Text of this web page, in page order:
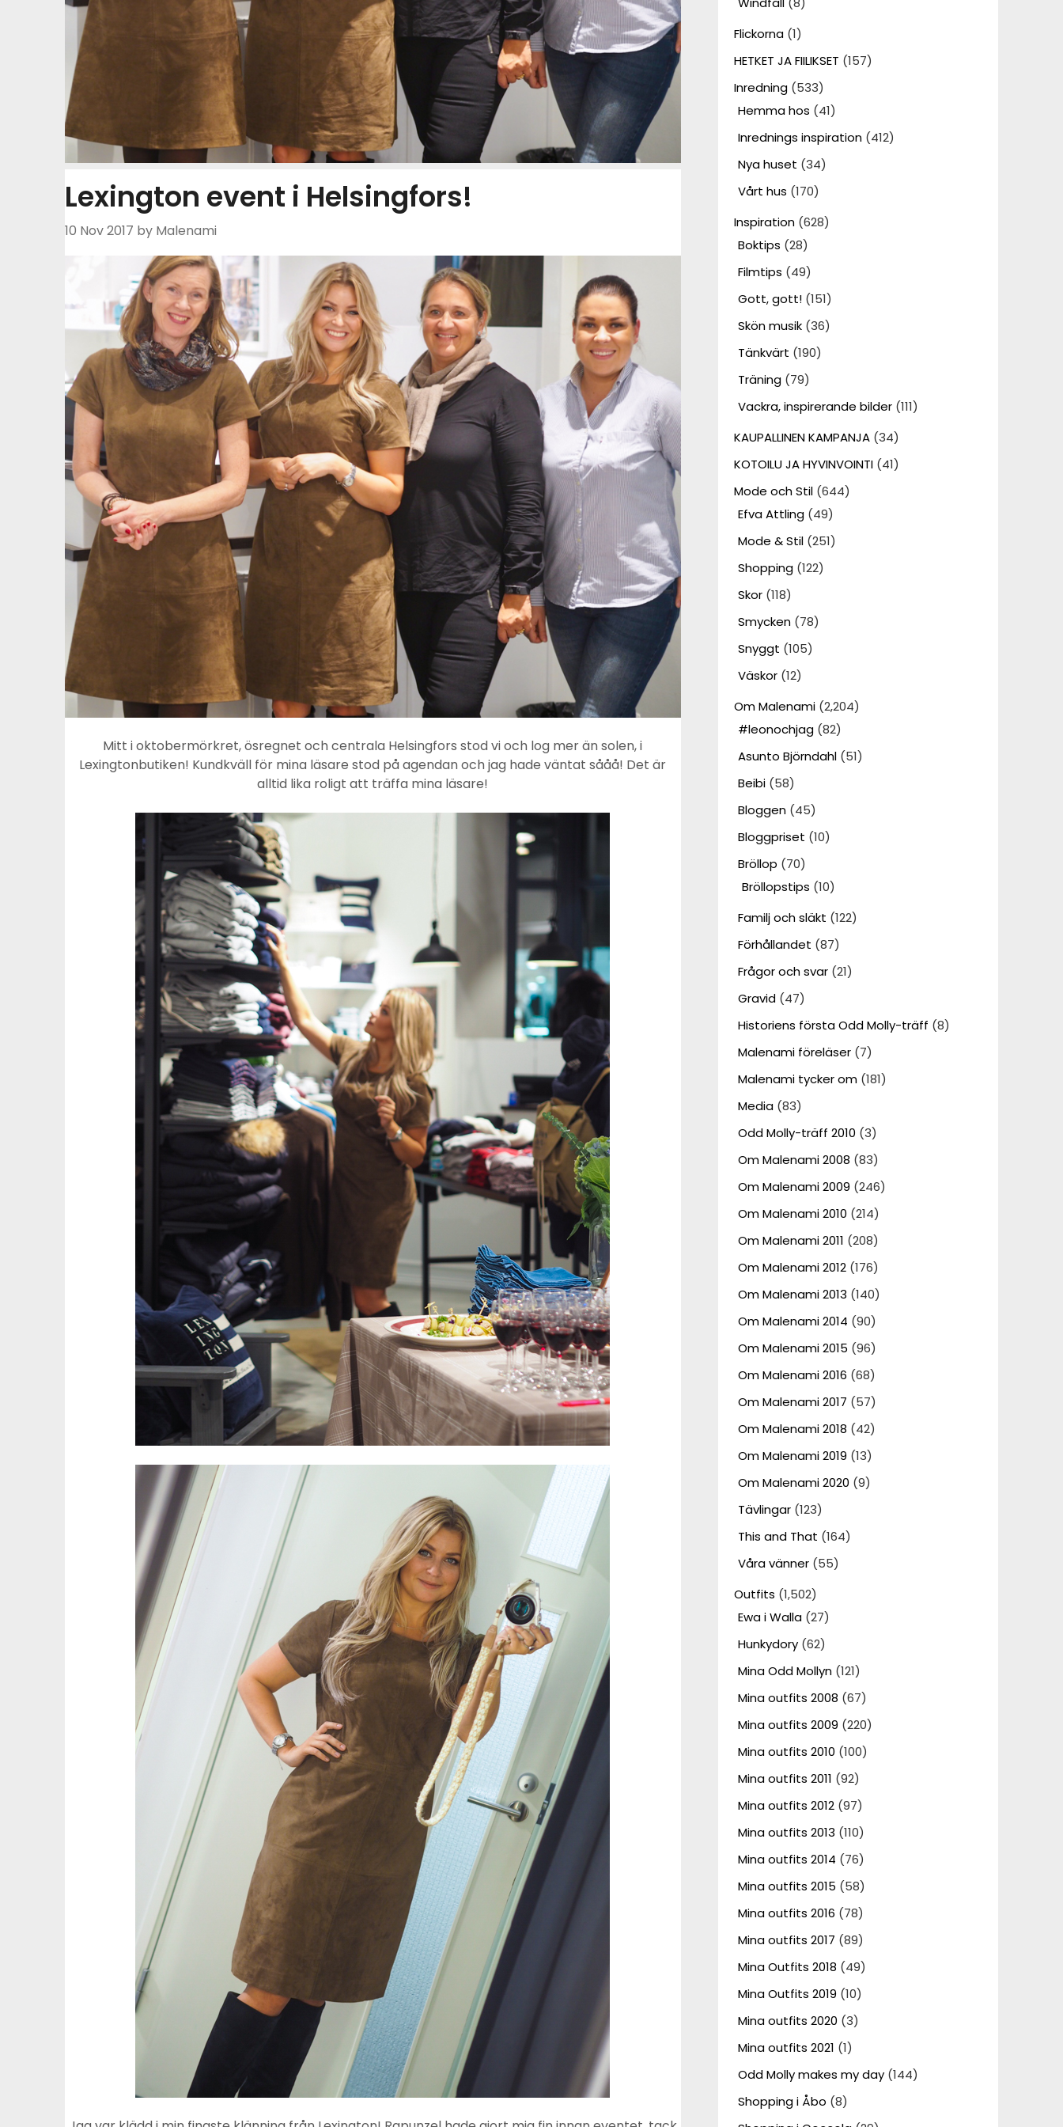
Lexington event i Helsingfors!
10 Nov 2017 by Malenami
Mitt i oktobermörkret, ösregnet och centrala Helsingfors stod vi och log mer än solen, i
Lexingtonbutiken! Kundkväll för mina läsare stod på agendan och jag hade väntat sååå! Det är
alltid lika roligt att träffa mina läsare!
Flickorna(1)
HETKET JA FIILIKSET (157)
Inredning(533)
Hemma hos (41)
Inrednings inspiration(412)
Nya huset (34)
Vårt hus (170)
Inspiration(628)
Boktips (28)
Filmtips (49)
Gott, gott!(151)
Skön musik(36)
Tänkvärt (190)
Träning(79)
Vackra, inspirerande bilder(111)
KAUPALLINEN KAMPANJA(34)
KOTOILU JA HYVINVOINTI(41)
Mode och Stil(644)
Efva Attling(49)
Mode & Stil(251)
Shopping(122)
Skor(118)
Smycken(78)
Snyggt (105)
Väskor(12)
Om Malenami(2,204)
#leonochjag(82)
Asunto Björndahl(51)
Beibi(58)
Bloggen(45)
Bloggpriset (10)
Bröllop (70)
Bröllopstips (10)
Familj och släkt (122)
Förhållandet (87)
Frågor och svar(21)
Gravid(47)
Historiens första Odd Molly-träff (8)
Malenami föreläser(7)
Malenami tycker om(181)
Media(83)
Odd Molly-träff 2010 (3)
Om Malenami 2008 (83)
Om Malenami 2009 (246)
Om Malenami 2010 (214)
Om Malenami 2011 (208)
Om Malenami 2012(176)
Om Malenami 2013 (140)
Om Malenami 2014 (90)
Om Malenami 2015 (96)
Om Malenami 2016 (68)
Om Malenami 2017 (57)
Om Malenami 2018 (42)
Om Malenami 2019 (13)
Om Malenami 2020 (9)
Tävlingar(123)
This and That (164)
Våra vänner(55)
Outfits (1,502)
Ewa i Walla(27)
Hunkydory(62)
Mina Odd Mollyn(121)
Mina outfits 2008 (67)
Mina outfits 2009 (220)
Mina outfits 2010 (100)
Mina outfits 2011 (92)
Mina outfits 2012(97)
Mina outfits 2013 (110)
Mina outfits 2014 (76)
Mina outfits 2015 (58)
Mina outfits 2016 (78)
Mina outfits 2017 (89)
Mina Outfits 2018 (49)
Mina Outfits 2019 (10)
Mina outfits 2020 (3)
Mina outfits 2021 (1)
Odd Molly makes my day(144)
Shopping i Åbo (8)